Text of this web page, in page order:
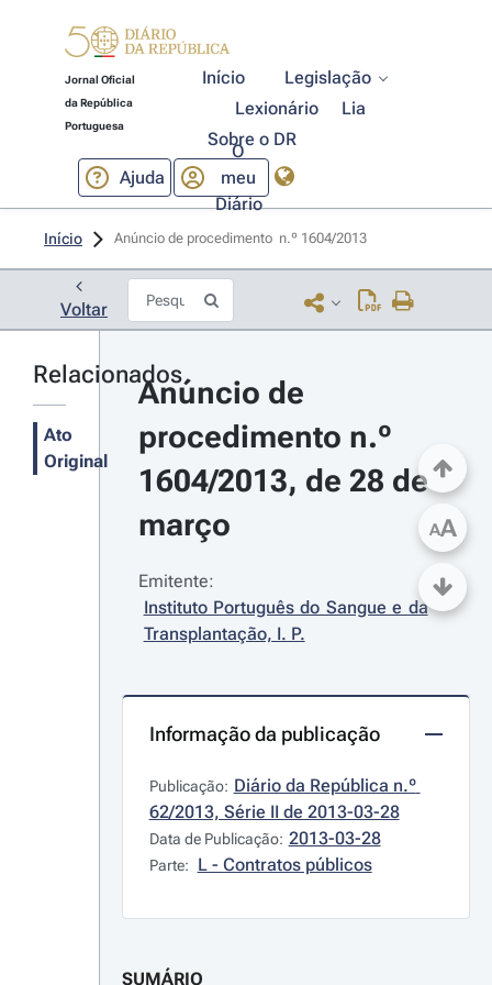
Jornal Oficial
da República
Portuguesa
Início
Legislação
Lexionário
Lia
Sobre o DR
Ajuda
O
meu
Diário
Início Anúncio de procedimento  n.º 1604/2013
Voltar
Relacionados
Ato
Original
Anúncio de
procedimento n.º
1604/2013, de 28 de
março
Emitente:
Instituto Português do Sangue e da
Transplantação, I. P.
Informação da publicação
Publicação: Diário da República n.º
62/2013, Série II de 2013-03-28
Data de Publicação: 2013-03-28
Parte: L - Contratos públicos
SUMÁRIO
AA